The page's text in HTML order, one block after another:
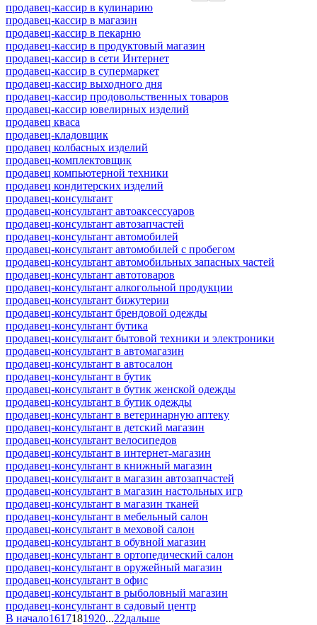
продавец-кассир в кулинарию
продавец-кассир в магазин
продавец-кассир в пекарню
продавец-кассир в продуктовый магазин
продавец-кассир в сети Интернет
продавец-кассир в супермаркет
продавец-кассир выходного дня
продавец-кассир продовольственных товаров
продавец-кассир ювелирных изделий
продавец кваса
продавец-кладовщик
продавец колбасных изделий
продавец-комплектовщик
продавец компьютерной техники
продавец кондитерских изделий
продавец-консультант
продавец-консультант автоаксессуаров
продавец-консультант автозапчастей
продавец-консультант автомобилей
продавец-консультант автомобилей с пробегом
продавец-консультант автомобильных запасных частей
продавец-консультант автотоваров
продавец-консультант алкогольной продукции
продавец-консультант бижутерии
продавец-консультант брендовой одежды
продавец-консультант бутика
продавец-консультант бытовой техники и электроники
продавец-консультант в автомагазин
продавец-консультант в автосалон
продавец-консультант в бутик
продавец-консультант в бутик женской одежды
продавец-консультант в бутик одежды
продавец-консультант в ветеринарную аптеку
продавец-консультант в детский магазин
продавец-консультант велосипедов
продавец-консультант в интернет-магазин
продавец-консультант в книжный магазин
продавец-консультант в магазин автозапчастей
продавец-консультант в магазин настольных игр
продавец-консультант в магазин тканей
продавец-консультант в мебельный салон
продавец-консультант в меховой салон
продавец-консультант в обувной магазин
продавец-консультант в ортопедический салон
продавец-консультант в оружейный магазин
продавец-консультант в офис
продавец-консультант в рыболовный магазин
продавец-консультант в садовый центр
В начало1617181920...22дальше